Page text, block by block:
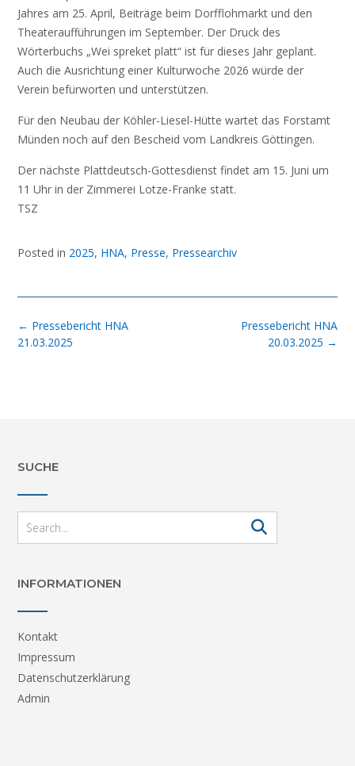
Jahres am 25. April, Beiträge beim Dorfflohmarkt und den
Theateraufführungen im September. Der Druck des
Wörterbuchs „Wei spreket platt“ ist für dieses Jahr geplant.
Auch die Ausrichtung einer Kulturwoche 2026 würde der
Verein befürworten und unterstützen.
Für den Neubau der Köhler-Liesel-Hütte wartet das Forstamt
Münden noch auf den Bescheid vom Landkreis Göttingen.
Der nächste Plattdeutsch-Gottesdienst findet am 15. Juni um
11 Uhr in der Zimmerei Lotze-Franke statt.
TSZ
Posted in 2025, HNA, Presse, Pressearchiv
Post
navigation
Pressebericht HNA
20.03.2025 →
← Pressebericht HNA
21.03.2025
SUCHE
INFORMATIONEN
Kontakt
Impressum
Datenschutzerklärung
Admin